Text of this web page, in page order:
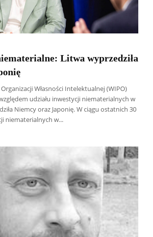
Litwa wyprzedziła
Własności Intelektualnej (WIPO)
udziału inwestycji niematerialnych w
Niemcy oraz Japonię. W ciągu ostatnich 30
niematerialnych w...